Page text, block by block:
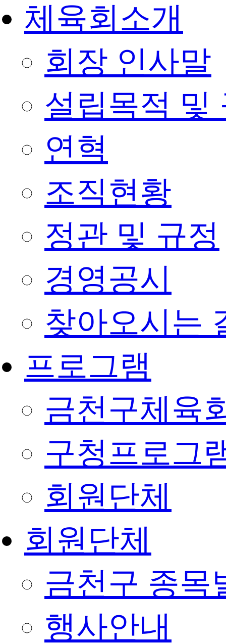
체육회소개
회장 인사말
설립목적 및
연혁
조직현황
정관 및 규정
경영공시
찾아오시는
프로그램
금천구체육
구청프로그
회원단체
회원단체
금천구 종목
행사안내